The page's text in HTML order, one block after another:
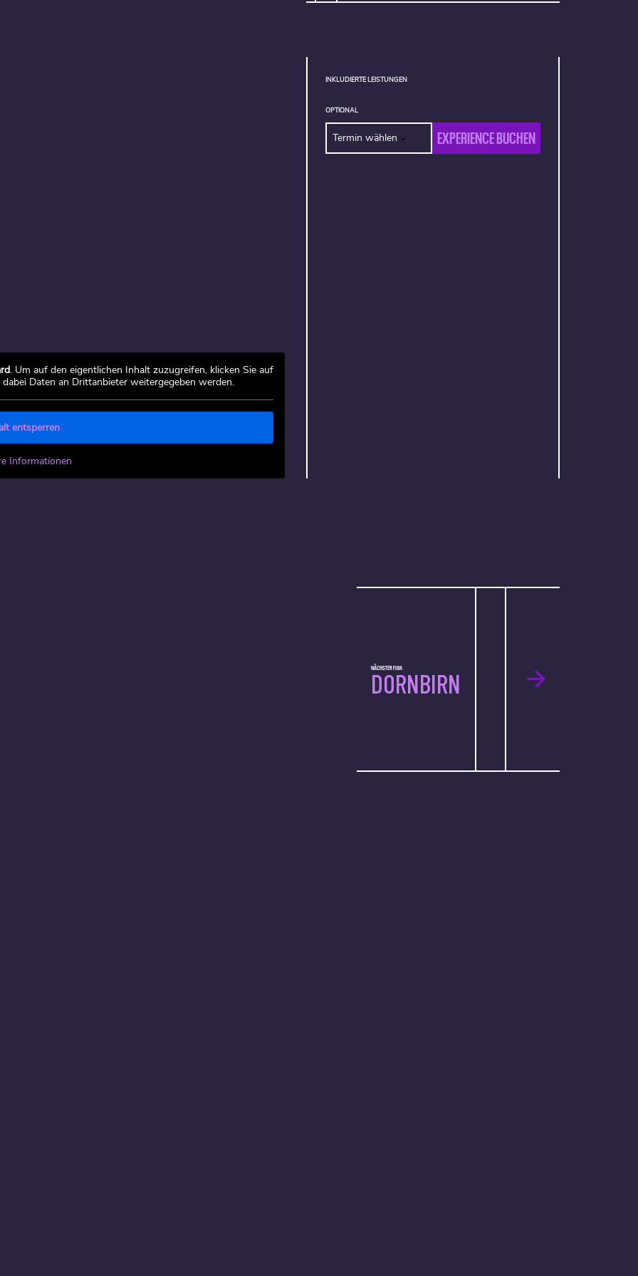
. Um auf den eigentlichen Inhalt zuzugreifen, klicken Sie auf
Daten an Drittanbieter weitergegeben werden.
entsperren
Informationen
INKLUDIERTE LEISTUNGEN
OPTIONAL
Termin wählen EXPERIENCE BUCHEN
NÄCHSTER FILM:
DORNBIRN